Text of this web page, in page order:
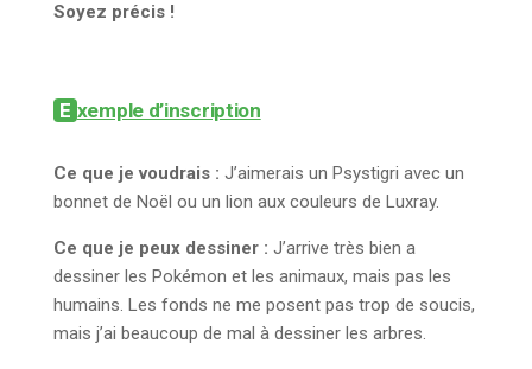
Soyez précis !
Exemple d’inscription
Ce que je voudrais : J’aimerais un Psystigri avec un
bonnet de Noël ou un lion aux couleurs de Luxray.
Ce que je peux dessiner : J’arrive très bien a
dessiner les Pokémon et les animaux, mais pas les
humains. Les fonds ne me posent pas trop de soucis,
mais j’ai beaucoup de mal à dessiner les arbres.